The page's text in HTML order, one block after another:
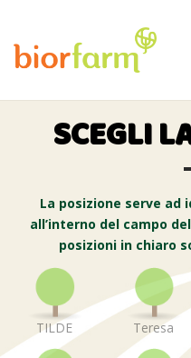
SCEGLI
La posizione serve ad
all’interno del campo
posizioni in chiaro
TILDE Teresa